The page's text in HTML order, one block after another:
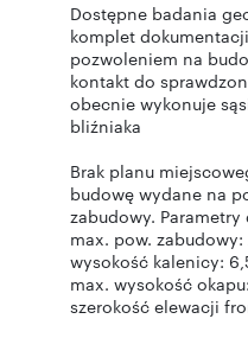
Dostępne badania
komplet
pozwoleniem na
kontakt do
obecnie wykonuje
bliźniaka
Brak planu
budowę wydane na
zabudowy.
max. pow. zabudowy:
wysokość kalenicy:
max. wysokość
szerokość elewacji